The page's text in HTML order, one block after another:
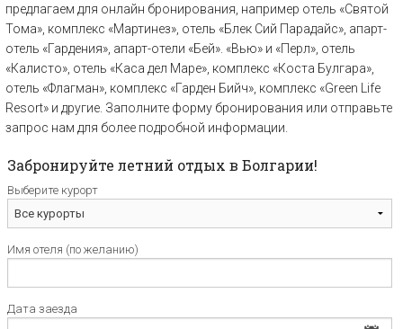
предлагаем для онлайн бронирования, например отель «Святой
Тома», комплекс «Мартинез», отель «Блек Сий Парадайс», апарт-
отель «Гардения», апарт-отели «Бей». «Вью» и «Перл», отель
«Калисто», отель «Каса дел Маре», комплекс «Коста Булгара»,
отель «Флагман», комплекс «Гарден Бийч», комплекс «Green Life
Resort» и другие. Заполните форму бронирования или отправьте
запрос нам для более подробной информации.
Забронируйте летний отдых в Болгарии!
Выберите курорт
Имя отеля (по желанию)
Дата заезда